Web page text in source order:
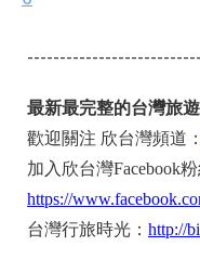
最新最完整的台灣旅
歡迎關注 欣台灣頻道：
加入欣台灣Facebook粉
https://
台灣行旅時光： http://